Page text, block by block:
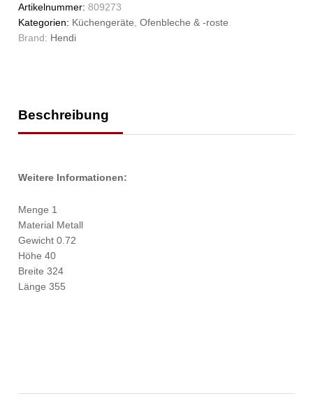
Artikelnummer:809273
Kategorien: Küchengeräte ,Ofenbleche & -roste
Brand: Hendi
Beschreibung
Weitere Informationen:
Menge 1
Material Metall
Gewicht 0.72
Höhe 40
Breite 324
Länge 355